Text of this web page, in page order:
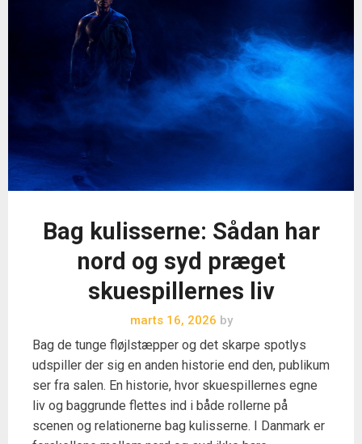
Bag kulisserne: Sådan har
nord og syd præget
skuespillernes liv
marts 16, 2026 by
Bag de tunge fløjlstæpper og det skarpe spotlys
udspiller der sig en anden historie end den, publikum
ser fra salen. En historie, hvor skuespillernes egne
liv og baggrunde flettes ind i både rollerne på
scenen og relationerne bag kulisserne. I Danmark er